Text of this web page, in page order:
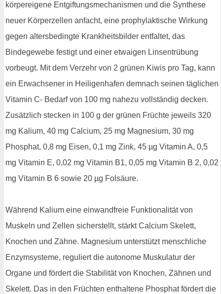
körpereigene Entgiftungsmechanismen und die Synthese
neuer Körperzellen anfacht, eine prophylaktische Wirkung
gegen altersbedingte Krankheitsbilder entfaltet, das
Bindegewebe festigt und einer etwaigen Linsentrübung
vorbeugt. Mit dem Verzehr von 2 grünen Kiwis pro Tag, kann
ein Erwachsener in Heiligenhafen demnach seinen täglichen
Vitamin C- Bedarf von 100 mg nahezu vollständig decken.
Zusätzlich stecken in 100 g der grünen Früchte jeweils 320
mg Kalium, 40 mg Calcium, 25 mg Magnesium, 30 mg
Phosphat, 0,8 mg Eisen, 0,1 mg Zink, 45 µg Vitamin A, 0,5
mg Vitamin E, 0,02 mg Vitamin B1, 0,05 mg Vitamin B 2, 0,02
mg Vitamin B 6 sowie 20 µg Folsäure.
Während Kalium eine einwandfreie Funktionalität von
Muskeln und Zellen sicherstellt, stärkt Calcium Skelett,
Knochen und Zähne. Magnesium unterstützt menschliche
Enzymsysteme, reguliert die autonome Muskulatur der
Organe und fördert die Stabilität von Knochen, Zähnen und
Skelett. Das in den Früchten enthaltene Phosphat fördert die